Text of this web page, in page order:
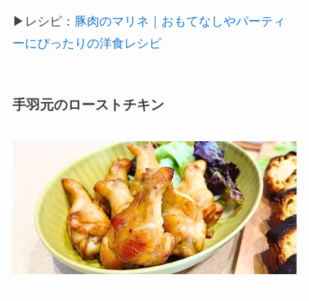
▶レシピ： 豚肉のマリネ｜おもてなしやパーティ
ーにぴったりの洋食レシピ
手羽元のローストチキン